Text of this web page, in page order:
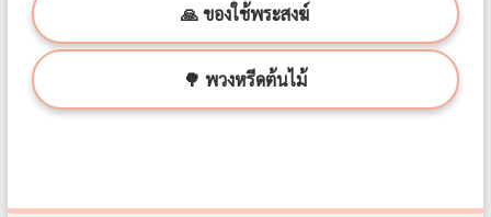
🙏 ของใช้พระสงฆ์
🌳 พวงหรีดต้นไม้